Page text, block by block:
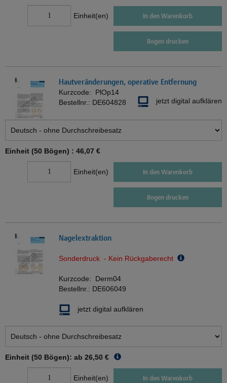
Einheit(en) In den Warenkorb
Bogen drucken
Hautveränderungen, operative Entfernung
Kurzcode: PlOp14
Bestellnr.: DE604828 jetzt digital aufklären
Einheit (50 Bögen) : 46,07 €
Einheit(en) In den Warenkorb
Bogen drucken
Nagelextraktion
Sonderdruck - Kein Rückgaberecht
Kurzcode: Derm04
Bestellnr.: DE606049
jetzt digital aufklären
Einheit (50 Bögen): ab 26,50 €
Einheit(en) In den Warenkorb